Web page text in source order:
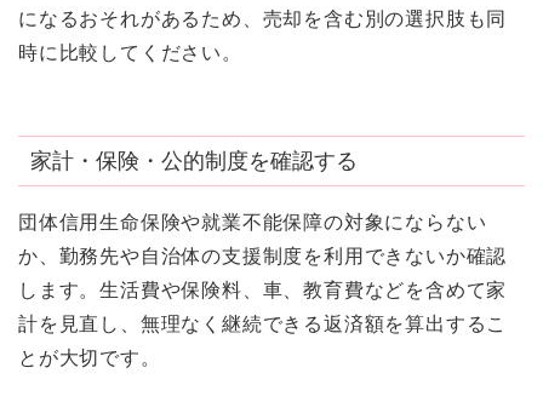
になるおそれがあるため、売却を含む別の選択肢も同
時に比較してください。
家計・保険・公的制度を確認する
団体信用生命保険や就業不能保障の対象にならない
か、勤務先や自治体の支援制度を利用できないか確認
します。生活費や保険料、車、教育費などを含めて家
計を見直し、無理なく継続できる返済額を算出するこ
とが大切です。